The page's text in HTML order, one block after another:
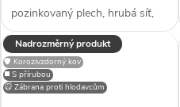
pozinkovaný plech, hrubá síť,
efektivní plocha sef 0,9839 m²,
snadno přizpůsobitelné díky
možnosti lakování RAL, zakryje
stavební otvory, užívané...
Nadrozměrný produkt
◼️ S přírubou
🛡️ Korozivzdorný kov
🐭 Zábrana proti hlodavcům